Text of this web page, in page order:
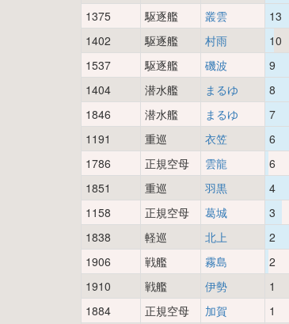
1375
駆逐艦 叢雲 13
1402
駆逐艦 村雨 10
1537
駆逐艦 磯波 9
1404
潜水艦 まるゆ 8
1846
潜水艦 まるゆ 7
1191
重巡 衣笠 6
1786
正規空母 雲龍 6
1851
重巡 羽黒 4
1158
正規空母 葛城 3
1838
軽巡 北上 2
1906
戦艦 霧島 2
1910
戦艦 伊勢 1
1884
正規空母 加賀 1